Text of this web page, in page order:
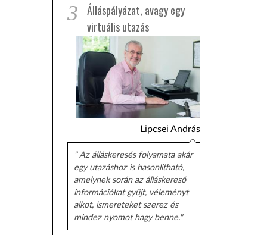
3
Álláspályázat, avagy egy
virtuális utazás
Lipcsei András
" Az álláskeresés folyamata akár
egy utazáshoz is hasonlítható,
amelynek során az álláskereső
információkat gyűjt, véleményt
alkot, ismereteket szerez és
mindez nyomot hagy benne."